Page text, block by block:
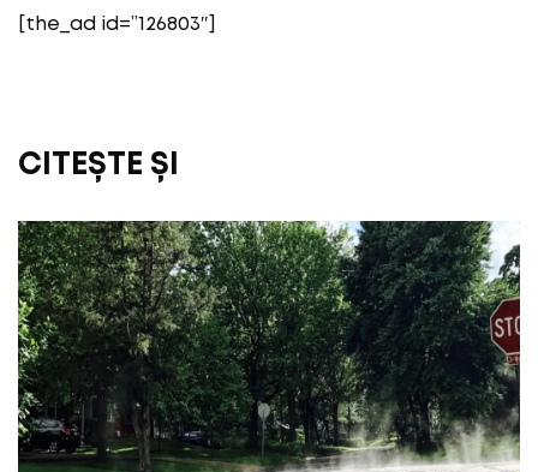
[the_ad id=”126803″]
CITEȘTE ȘI